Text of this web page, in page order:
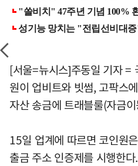
[서울=뉴시스]주동일 기자 =
원이 업비트와 빗썸, 고팍스
자산 송금에 트래블룰(자금
15일 업계에 따르면 코인원
출금 주소 인증제를 시행한다.